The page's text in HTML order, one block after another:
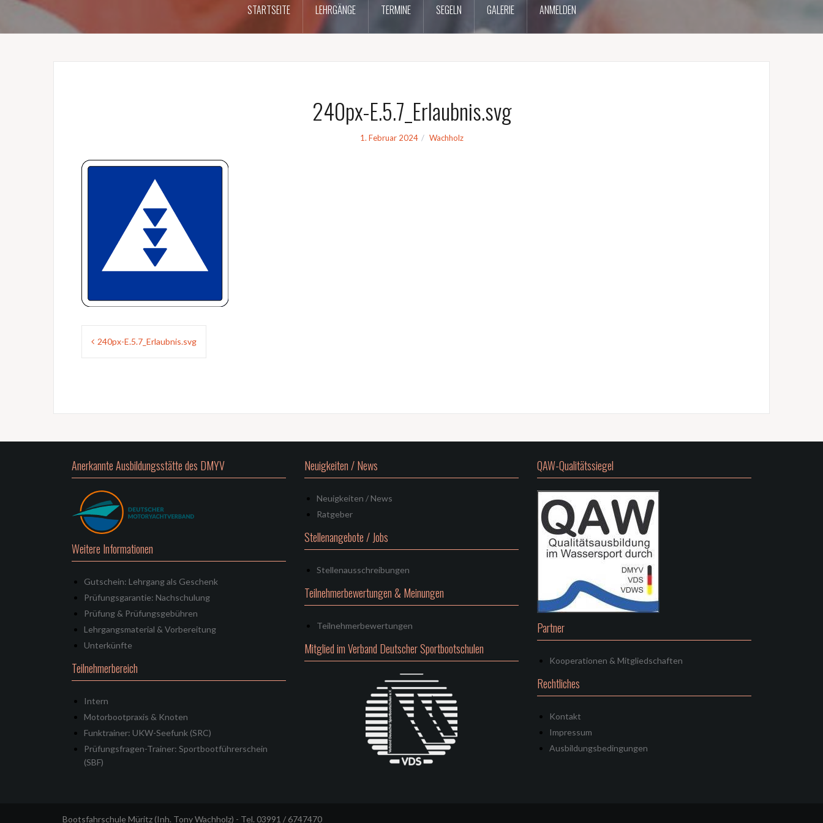
STARTSEITE LEHRGÄNGE TERMINE SEGELN GALERIE ANMELDEN
240px-E.5.7_Erlaubnis.svg
1. Februar 2024 Wachholz
Beitragsnavigation
240px-E.5.7_Erlaubnis.svg
Anerkannte Ausbildungsstätte des DMYV
Weitere Informationen
Gutschein: Lehrgang als Geschenk
Prüfungsgarantie: Nachschulung
Prüfung & Prüfungsgebühren
Lehrgangsmaterial & Vorbereitung
Unterkünfte
Teilnehmerbereich
Intern
Motorbootpraxis & Knoten
Funktrainer: UKW-Seefunk (SRC)
Prüfungsfragen-Trainer: Sportbootführerschein
(SBF)
Neuigkeiten / News
Neuigkeiten / News
Ratgeber
Stellenangebote / Jobs
Stellenausschreibungen
Teilnehmerbewertungen & Meinungen
Teilnehmerbewertungen
Mitglied im Verband Deutscher Sportbootschulen
QAW-Qualitätssiegel
Partner
Kooperationen & Mitgliedschaften
Rechtliches
Kontakt
Impressum
Ausbildungsbedingungen
Bootsfahrschule Müritz (Inh. Tony Wachholz) - Tel. 03991 / 6747470